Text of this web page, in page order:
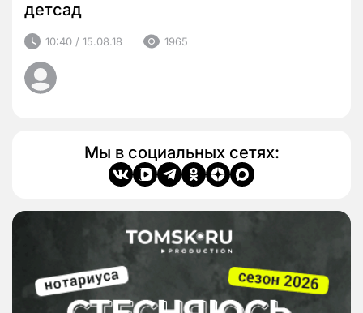
детсад
10:40 / 15.08.18 1965
Мы в социальных сетях: